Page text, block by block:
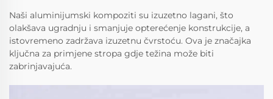
Naši aluminijumski kompoziti su izuzetno lagani, što
olakšava ugradnju i smanjuje opterećenje konstrukcije, a
istovremeno zadržava izuzetnu čvrstoću. Ova je značajka
ključna za primjene stropa gdje težina može biti
zabrinjavajuća.